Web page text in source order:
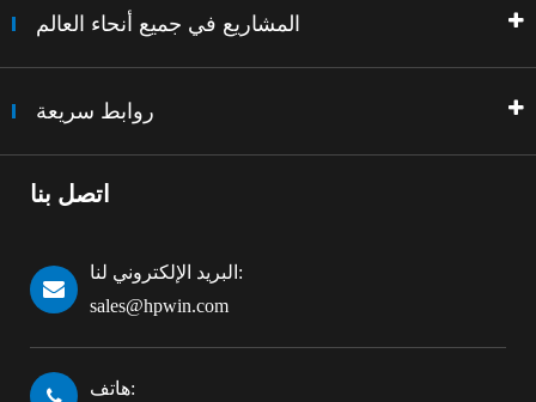
المشاريع في جميع أنحاء العالم
روابط سريعة
اتصل بنا
البريد الإلكتروني لنا:
sales@hpwin.com
هاتف: